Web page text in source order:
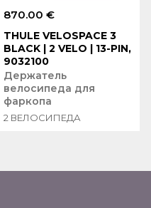
870.00 €
THULE VELOSPACE 3
BLACK | 2 VELO | 13-PIN,
9032100
Держатель
велосипеда для
фаркопа
2 ВЕЛОСИПЕДА